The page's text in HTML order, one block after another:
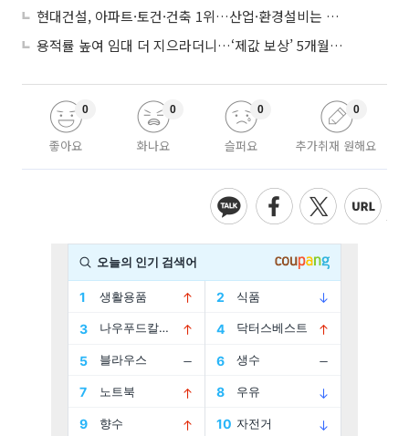
현대건설, 아파트·토건·건축 1위…산업·환경설비는 삼성E&A
용적률 높여 임대 더 지으라더니…‘제값 보상’ 5개월째 국회에 발목
좋아요
0
화나요
0
슬퍼요
0
추가취재 원해요
0